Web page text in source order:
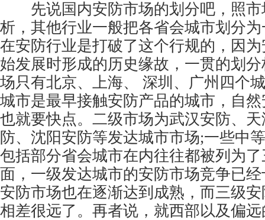
先说国内安防市场的划分吧，照市
析，其他行业一般把各省会城市划分
在安防行业是打破了这个行规的，因
始发展时形成的历史缘故，一贯的划
场只有北京、上海、 深圳、广州四个
城市是最早接触安防产品的城市，自
也就要快点。二级市场为武汉安防、
防、沈阳安防等发达城市市场;一些中
包括部分省会城市在内往往都被列为
面，一级发达城市的安防市场竞争已
安防市场也在逐渐达到成熟，而三级
相差很远了。再者说，就西部以及偏